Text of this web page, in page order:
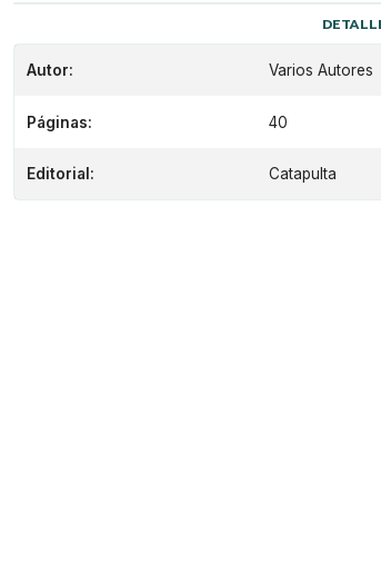
Autor: Varios Autores
Páginas: 40
Editorial: Catapulta